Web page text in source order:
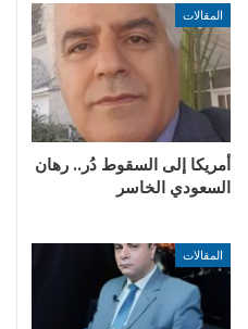
المقالات
أمريكا إلى السقوط دُر.. رهان
السعودي الخاسر
المقالات